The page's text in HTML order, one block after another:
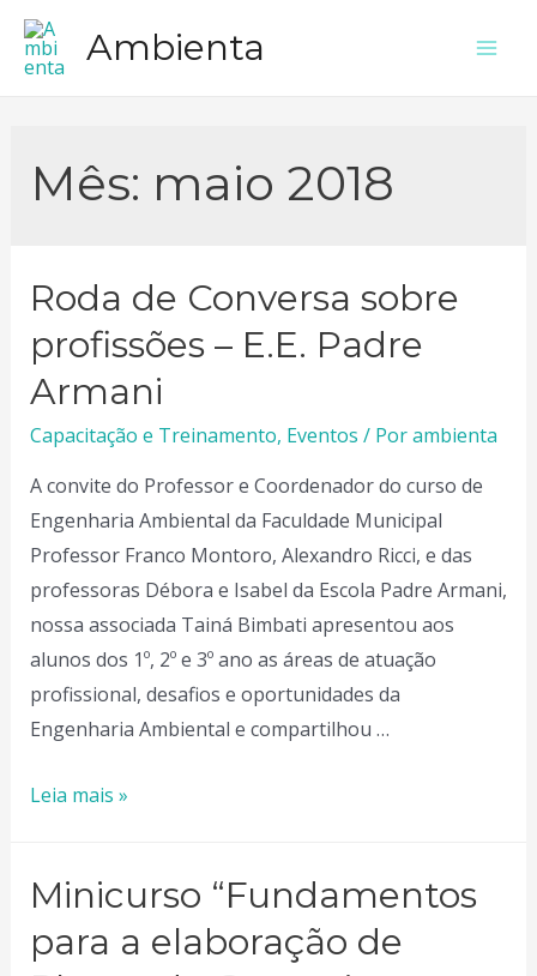
para
Ambienta
Mês: maio 2018
Roda de Conversa sobre
profissões – E.E. Padre
Armani
Capacitação e Treinamento, Eventos / Porambienta
A convite do Professor e Coordenador do curso de
Engenharia Ambiental da Faculdade Municipal
Professor Franco Montoro, Alexandro Ricci, e das
professoras Débora e Isabel da Escola Padre Armani,
nossa associada Tainá Bimbati apresentou aos
alunos dos 1º, 2º e 3º ano as áreas de atuação
profissional, desafios e oportunidades da
Engenharia Ambiental e compartilhou …
Roda
sobre
profissões
–
Leia mais »
Minicurso “Fundamentos
para a elaboração de